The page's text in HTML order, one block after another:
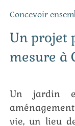
Concevoir
Un projet
mesure à
Un jardin
vie, un lieu